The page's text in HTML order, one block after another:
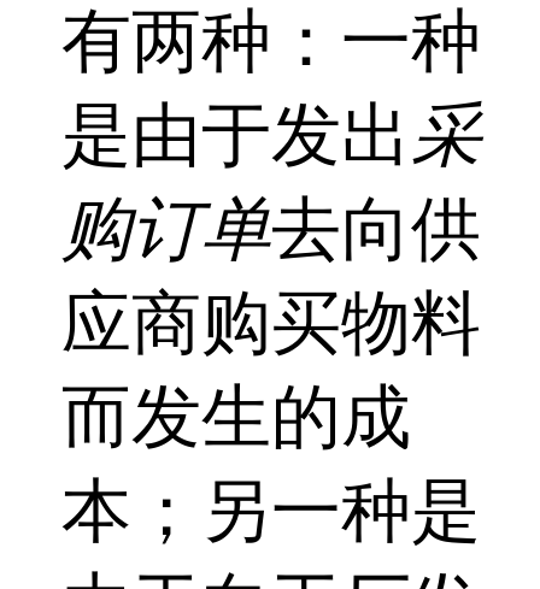
有两种：一种
是由于发出 采
购订单去向供
应商购买物料
而发生的成
本；另一种是